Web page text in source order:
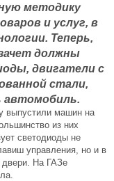
методику
и услуг, в
Теперь,
должны
двигатели с
стали,
автомобиль.
выпустили машин на
из них
светодиоды не
управления, но и в
двери. На ГАЗе